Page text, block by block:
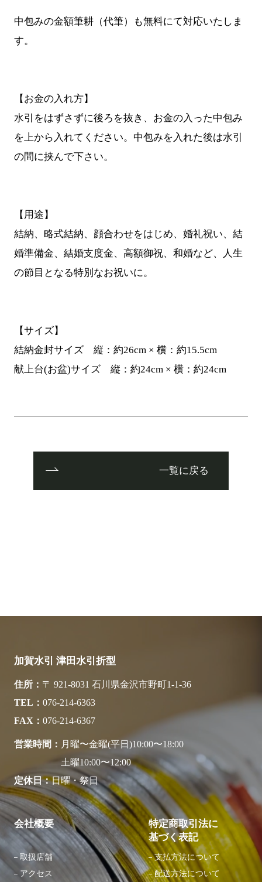
中包みの金額筆耕（代筆）も無料にて対応いたしま
す。
【お金の入れ方】
水引をはずさずに後ろを抜き、お金の入った中包み
を上から入れてください。中包みを入れた後は水引
の間に挟んで下さい。
【用途】
結納、略式結納、顔合わせをはじめ、婚礼祝い、結
婚準備金、結婚支度金、高額御祝、和婚など、人生
の節目となる特別なお祝いに。
【サイズ】
結納金封サイズ 縦：約26cm × 横：約15.5cm
献上台(お盆)サイズ 縦：約24cm × 横：約24cm
一覧に戻る
加賀水引 津田水引折型
住所
〒 921-8031 石川県金沢市野町1-1-36
TEL
076-214-6363
FAX
076-214-6367
営業時間
月曜〜金曜(平日)10:00〜18:00
土曜10:00〜12:00
定休日
日曜・祭日
会社概要
取扱店舗
アクセス
特定商取引法に
基づく表記
支払方法について
配送方法について